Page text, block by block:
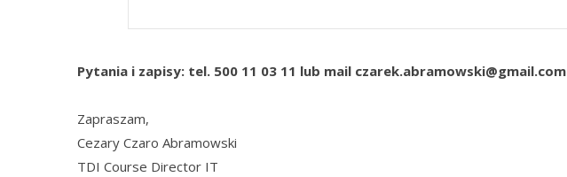
Pytania i zapisy: tel. 500 11 03 11 lub mail czarek.abramowski@gmail.com
Zapraszam,
Cezary Czaro Abramowski
TDI Course Director IT